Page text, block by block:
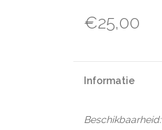
€25,00
Informatie
Beschikbaarheid: